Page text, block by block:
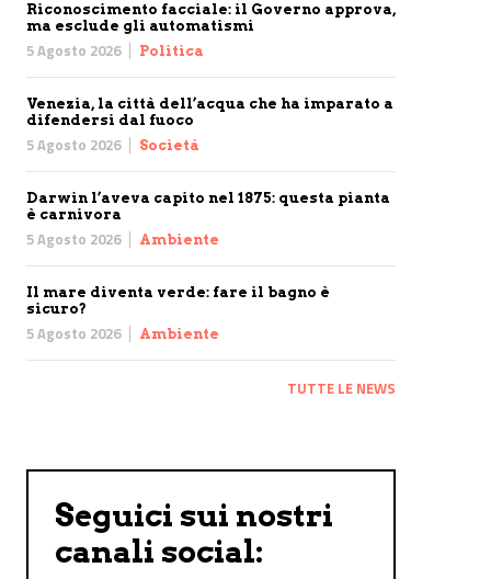
Riconoscimento facciale: il Governo approva,
ma esclude gli automatismi
5 Agosto 2026 Politica
Venezia, la città dell’acqua che ha imparato a
difendersi dal fuoco
5 Agosto 2026 Società
Darwin l’aveva capito nel 1875: questa pianta
è carnivora
5 Agosto 2026 Ambiente
Il mare diventa verde: fare il bagno è
sicuro?
5 Agosto 2026 Ambiente
TUTTE LE NEWS
Seguici sui nostri
canali social: